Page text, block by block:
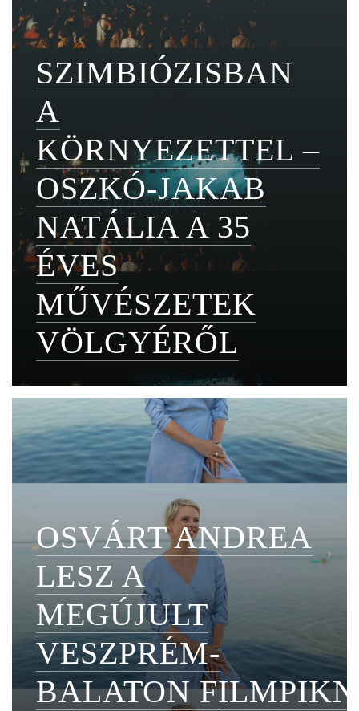
SZIMBIÓZISBAN
A
KÖRNYEZETTEL –
OSZKÓ-JAKAB
NATÁLIA A 35
ÉVES
MŰVÉSZETEK
VÖLGYÉRŐL
OSVÁRT ANDREA
LESZ A
MEGÚJULT
VESZPRÉM-
BALATON